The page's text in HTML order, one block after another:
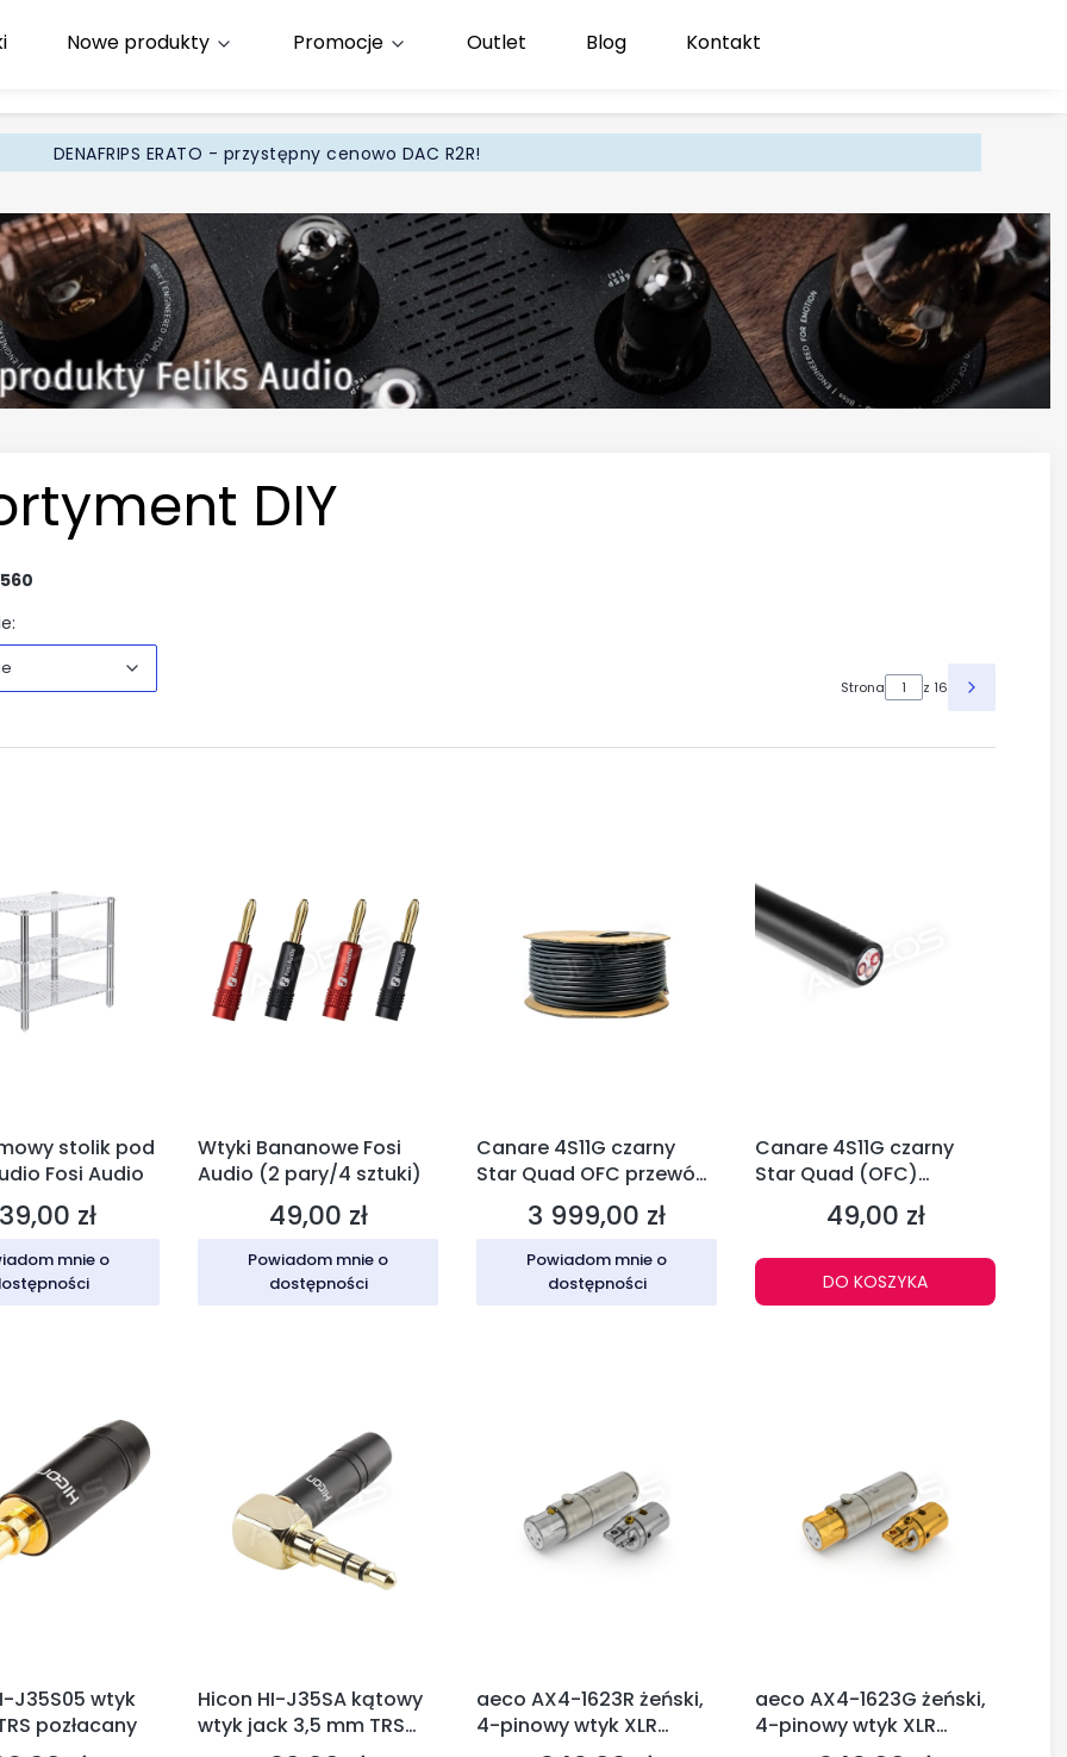
DENAFRIPS ERATO - przystępny cenowo DAC R2R!
Nowe produkty Promocje Outlet Blog Kontakt
DIY
560
Strona z 16
stolik pod
Fosi Audio
zł
mnie o
Wtyki Bananowe Fosi
Audio (2 pary/4 sztuki)
Cena
49,00 zł
Powiadom mnie o
dostępności
Canare 4S11G czarny
Star Quad OFC przewód
głośnikowy (szpula
100m)Cena
3 999,00 zł
Powiadom mnie o
dostępności
Canare 4S11G czarny
Star Quad (OFC)
przewód głośnikowy
Cena
49,00 zł
DO KOSZYKA
J35S05 wtyk
pozłacany
Hicon HI-J35SA kątowy
wtyk jack 3,5 mm TRS
aeco AX4-1623R żeński,
4-pinowy wtyk XLR
aeco AX4-1623G żeński,
4-pinowy wtyk XLR